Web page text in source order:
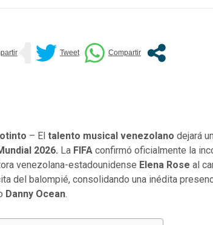
– El talento musical venezolano dejará
2026. La FIFAconfirmó oficialmente la
venezolana-estadounidense Elena Rose al
del balompié, consolidando una inédita
Danny Ocean.